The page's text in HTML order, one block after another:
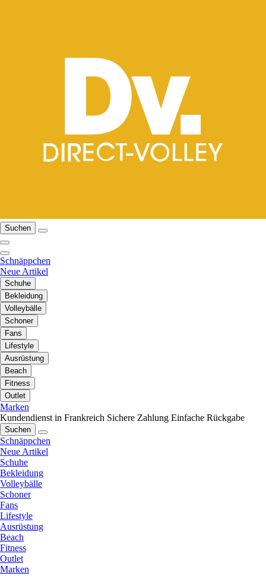
Suchen
Schnäppchen
Neue Artikel
Schuhe
Bekleidung
Volleybälle
Schoner
Fans
Lifestyle
Ausrüstung
Beach
Fitness
Outlet
Marken
Kundendienst in Frankreich Sichere Zahlung Einfache Rückgabe
Suchen
Schnäppchen
Neue Artikel
Schuhe
Bekleidung
Volleybälle
Schoner
Fans
Lifestyle
Ausrüstung
Beach
Fitness
Outlet
Marken